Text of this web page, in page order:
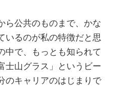
ら公共のものまで、かな
いるのが私の特徴だと思
中で、もっとも知られて
士山グラス」というビー
のキャリアのはじまりで